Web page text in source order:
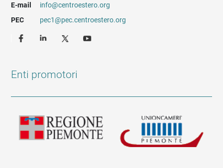
E-mail
info@centroestero.org
PEC
pec1@pec.centroestero.org
Enti promotori